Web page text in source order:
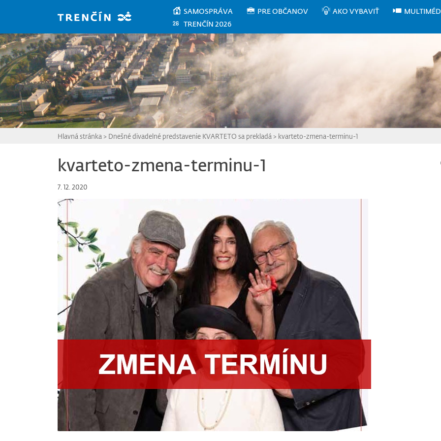
SAMOSPRÁVA PRE OBČANOV AKO VYBAVIŤ
TRENČÍN 2026
Hlavná stránka > Dnešné divadelné predstavenie KVARTETO sa prekladá > kvarteto-zmena-terminu-1
kvarteto-zmena-terminu-1
7. 12. 2020